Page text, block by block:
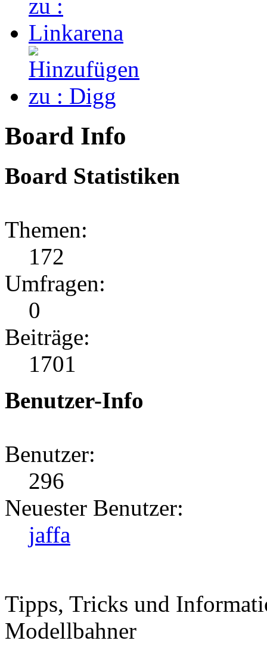
Board Info
Board Statistiken
Themen:
172
Umfragen:
0
Beiträge:
1701
Benutzer-Info
Benutzer:
296
Neuester Benutzer:
jaffa
Tipps, Tricks und
Modellbahner